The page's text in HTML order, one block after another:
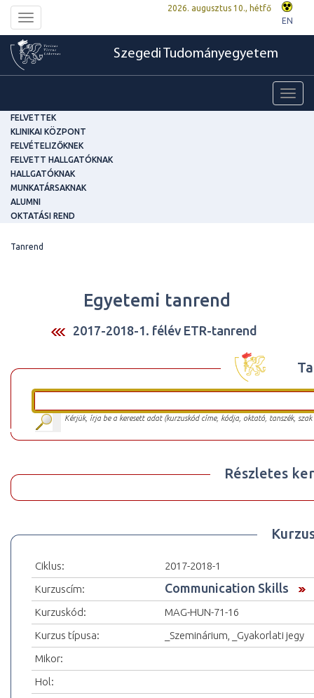
Toggle
navigation
2026. augusztus 10., hétfő
EN
Szegedi Tudományegyetem
FELVETTEK
KLINIKAI KÖZPONT
FELVÉTELIZŐKNEK
FELVETT HALLGATÓKNAK
HALLGATÓKNAK
MUNKATÁRSAKNAK
ALUMNI
OKTATÁSI REND
Tanrend
Egyetemi tanrend
2017-2018-1. félév ETR-tanrend
Kérjük, írja be a keresett adat (kurzuskód címe, kódja, oktató, tanszék,
Részletes
Ciklus:
2017-2018-1
Kurzuscím:
Communication Skills
Kurzuskód:
MAG-HUN-71-16
Kurzus típusa:
_Szeminárium, _Gyakorlati jegy
Mikor:
Hol: